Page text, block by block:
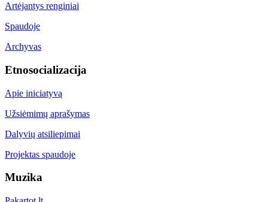
Artėjantys renginiai
Spaudoje
Archyvas
Etnosocializacija
Apie iniciatyvą
Užsiėmimų aprašymas
Dalyvių atsiliepimai
Projektas spaudoje
Muzika